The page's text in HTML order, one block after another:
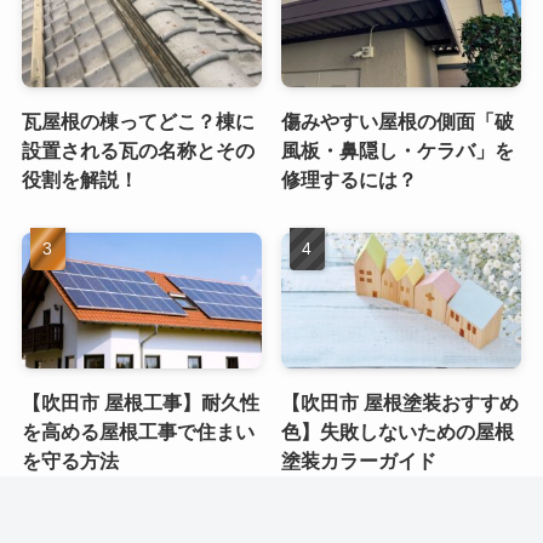
瓦屋根の棟ってどこ？棟に
設置される瓦の名称とその
役割を解説！
傷みやすい屋根の側面「破
風板・鼻隠し・ケラバ」を
修理するには？
【吹田市 屋根工事】耐久性
を高める屋根工事で住まい
を守る方法
【吹田市 屋根塗装おすすめ
色】失敗しないための屋根
塗装カラーガイド